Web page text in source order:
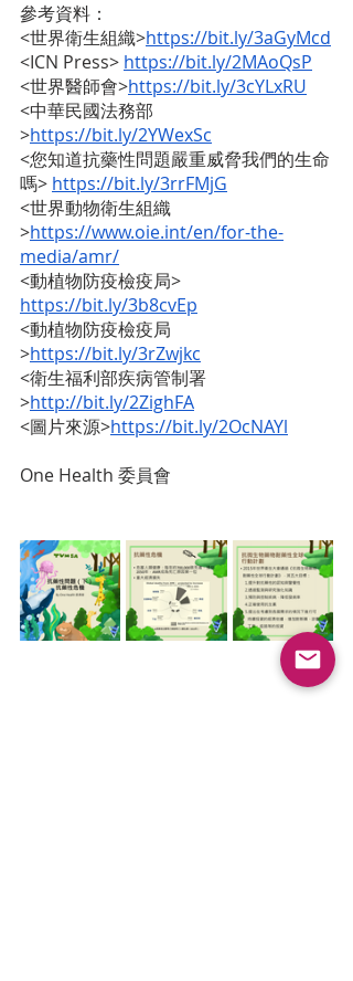
參考資料：
<世界衛生組織>https://bit.ly/3aGyMcd
<ICN Press> https://bit.ly/2MAoQsP
<世界醫師會>https://bit.ly/3cYLxRU
<中華民國法務部
>https://bit.ly/2YWexSc
<您知道抗藥性問題嚴重威脅我們的生命
嗎> https://bit.ly/3rrFMjG
<世界動物衛生組織
>https://www.oie.int/en/for-the-
media/amr/
<動植物防疫檢疫局>
https://bit.ly/3b8cvEp
<動植物防疫檢疫局
>https://bit.ly/3rZwjkc
<衛生福利部疾病管制署
>http://bit.ly/2ZighFA
<圖片來源>https://bit.ly/2OcNAYl
One Health 委員會